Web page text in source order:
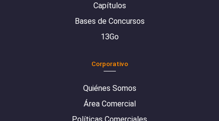
Capítulos
Bases de Concursos
13Go
Corporativo
Quiénes Somos
Área Comercial
Políticas Comerciales